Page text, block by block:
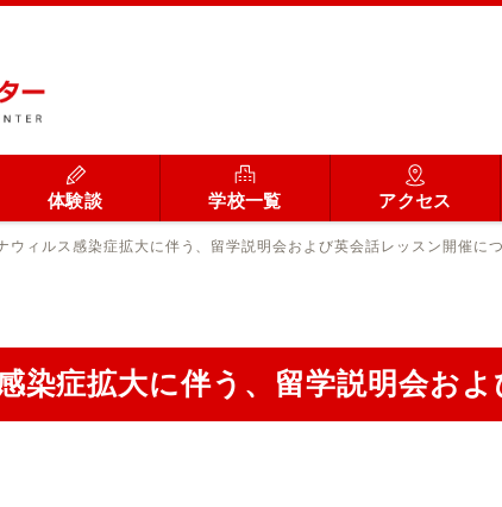
体験談 学校一覧 アクセス
ウィルス感染症拡大に伴う、留学説明会および英会話レッスン開催に
染症拡大に伴う、留学説明会お